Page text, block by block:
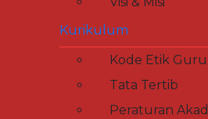
Kurikulum
Kode Etik
Tata Tertib
Peraturan